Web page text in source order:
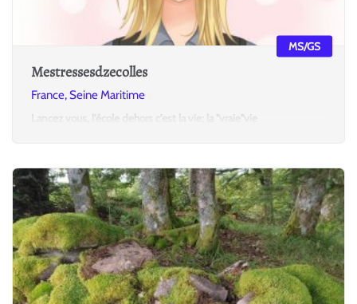
Mestressesdzecolles
France, Seine Maritime
Lancez vous, l'école dehors c'est la vie; la "vraie"vie
MS/GS